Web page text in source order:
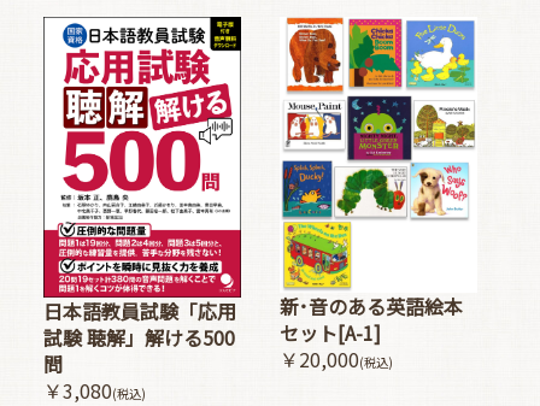
日本語教員試験「応用
試験 聴解」解ける500
問
￥3,080(税込)
新･音のある英語絵本
セット[A-1]
￥20,000(税込)